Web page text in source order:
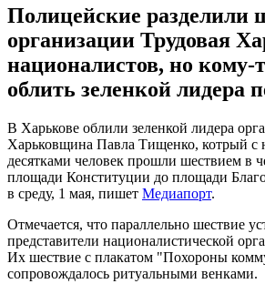
Полицейские разделили
организации Трудовая
националистов, но кому-
облить зеленкой лидера
В Харькове облили зеленкой лидера
Харьковщина Павла Тищенко, котрый с
десятками человек прошли шествием в
площади Конституции до площади
в среду, 1 мая, пишет Медиапорт.
Отмечается, что параллельно шествие
представители националистической
Их шествие с плакатом "Похороны
сопровождалось ритуальными венками.